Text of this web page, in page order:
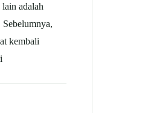
adalah
kembali